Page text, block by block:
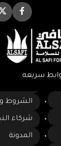
سريعه
الشروط
شركاء
المدونة